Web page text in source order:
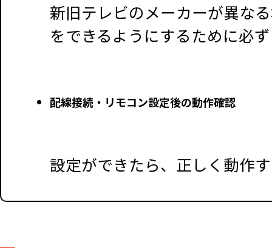
新旧テレビのメーカーが異な
をできるようにするために必
配線接続・リモコン設定後の動作確認
設定ができたら、正しく動作